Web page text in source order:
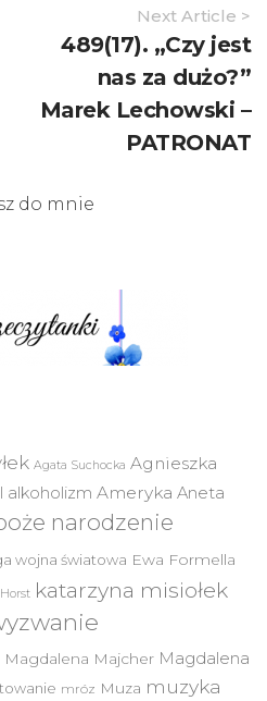
Next Article >
489(17). „Czy jest
nas za dużo?”
Marek Lechowski –
PATRONAT
do mnie
Agata Suchocka Agnieszka
alkoholizm Ameryka Aneta
narodzenie
wojna światowa Ewa Formella
katarzyna misiołek
Magdalena Majcher Magdalena
mróz Muza muzyka